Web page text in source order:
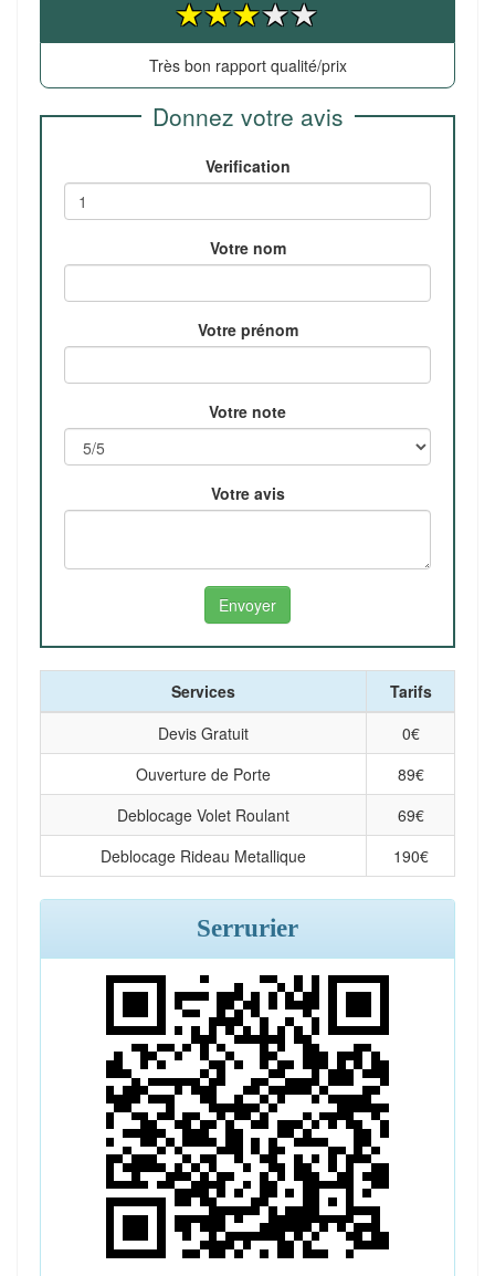
Très bon rapport qualité/prix
Donnez votre avis
Verification
Votre nom
Votre prénom
Votre note
Votre avis
Services
Tarifs
Devis Gratuit
0€
Ouverture de Porte
89€
Deblocage Volet Roulant
69€
Deblocage Rideau Metallique
190€
Serrurier